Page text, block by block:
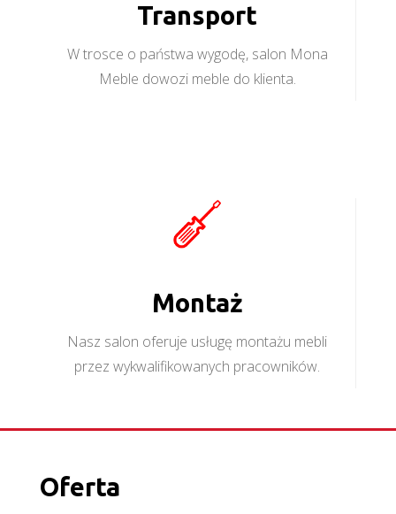
Transport
W trosce o państwa wygodę, salon Mona
Meble dowozi meble do klienta.
Montaż
Nasz salon oferuje usługę montażu mebli
przez wykwalifikowanych pracowników.
Oferta